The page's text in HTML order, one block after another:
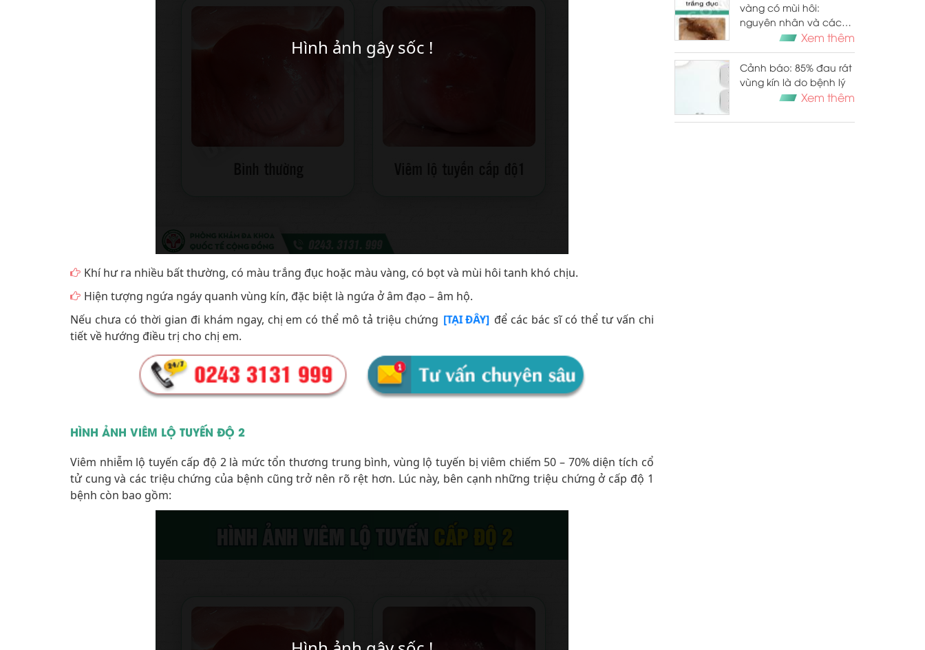
Khí hư ra nhiều bất thường, có màu trắng đục hoặc màu vàng, có bọt và mùi hôi tanh khó chịu.
Hiện tượng ngứa ngáy quanh vùng kín, đặc biệt là ngứa ở âm đạo – âm hộ.
Nếu chưa có thời gian đi khám ngay, chị em có thể mô tả triệu chứng [TẠI ĐÂY] để các bác sĩ có thể tư vấn chi
tiết về hướng điều trị cho chị em.
HÌNH ẢNH VIÊM LỘ TUYẾN ĐỘ 2
Viêm nhiễm lộ tuyến cấp độ 2 là mức tổn thương trung bình, vùng lộ tuyến bị viêm chiếm 50 – 70% diện tích cổ
tử cung và các triệu chứng của bệnh cũng trở nên rõ rệt hơn. Lúc này, bên cạnh những triệu chứng ở cấp độ 1
bệnh còn bao gồm:
vàng có mùi hôi:
nguyên nhân và cách
điều trị hiệu quảXem thêm
Cảnh báo: 85% đau rát
vùng kín là do bệnh lý
Xem thêm